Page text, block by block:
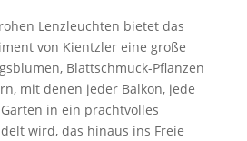
Lenzleuchten bietet das
von Kientzler eine große
Blattschmuck-Pflanzen
mit denen jeder Balkon, jede
in ein prachtvolles
wird, das hinaus ins Freie